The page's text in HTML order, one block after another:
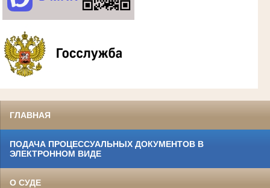
ГЛАВНАЯ
ПОДАЧА ПРОЦЕССУАЛЬНЫХ ДОКУМЕНТОВ В
ЭЛЕКТРОННОМ ВИДЕ
О СУДЕ